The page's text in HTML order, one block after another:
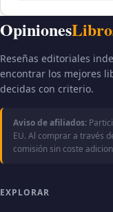
Opiniones
Reseñas editoriales
encontrar los mejores
decidas con criterio.
Aviso de afiliados:
EU. Al comprar a través
comisión sin coste
EXPLORAR